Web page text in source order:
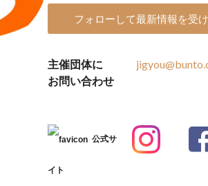
フォローして最新情報を受
主催団体に
お問い合わせ
公式サ
イト